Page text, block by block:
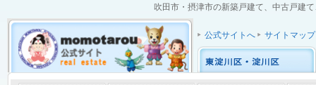
吹田市・摂津市の新築戸建て、中古戸建
公式サイトへ サイトマップ